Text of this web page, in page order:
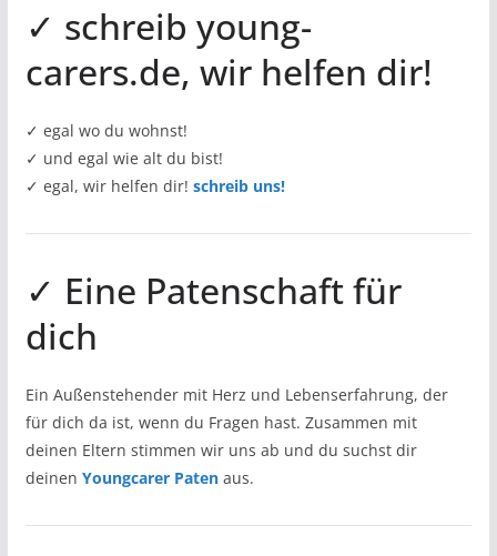
✓ schreib young-
carers.de, wir helfen dir!
✓ egal wo du wohnst!
✓ und egal wie alt du bist!
✓ egal, wir helfen dir! schreib uns!
✓ Eine Patenschaft für
dich
Ein Außenstehender mit Herz und Lebenserfahrung, der
für dich da ist, wenn du Fragen hast. Zusammen mit
deinen Eltern stimmen wir uns ab und du suchst dir
deinen Youngcarer Patenaus.